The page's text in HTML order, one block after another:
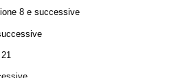
8 e successive